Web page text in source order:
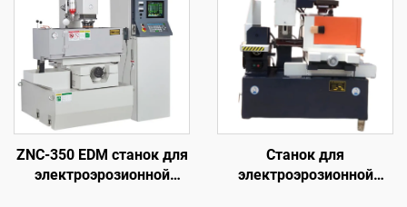
ZNC-350 EDM станок для
электроэрозионной
Станок для
электроэрозионной